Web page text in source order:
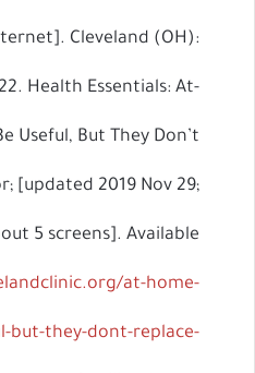
Cleveland (OH):
Health Essentials: At-
Useful, But They Don’t
[updated 2019 Nov 29;
5 screens]. Available
at-home-
but-they-dont-replace-